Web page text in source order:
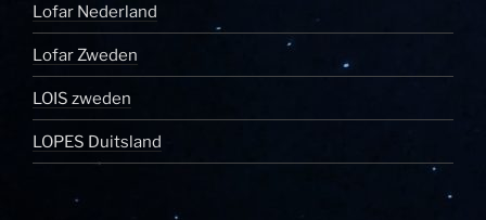
Lofar Nederland
Lofar Zweden
LOIS zweden
LOPES Duitsland